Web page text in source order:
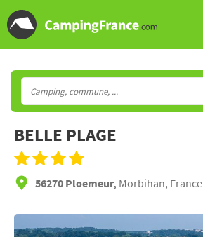
BELLE PLAGE
56270 Ploemeur, Morbihan, France